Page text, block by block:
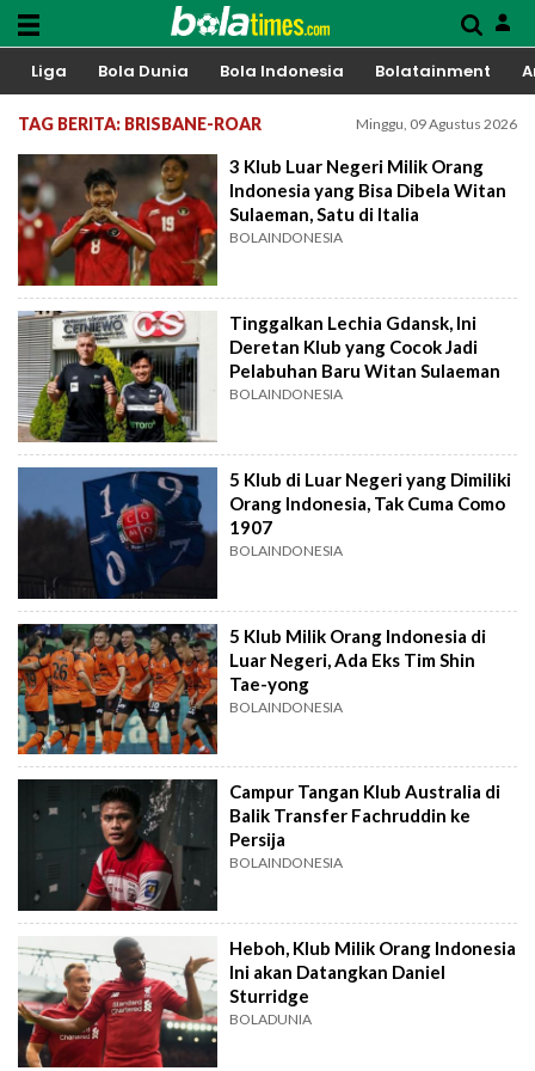
Liga Bola Dunia Bola Indonesia Bolatainment
TAG BERITA: BRISBANE-ROAR Minggu, 09 Agustus 2026
3 Klub Luar Negeri Milik Orang
Indonesia yang Bisa Dibela Witan
Sulaeman, Satu di Italia
BOLAINDONESIA
Tinggalkan Lechia Gdansk, Ini
Deretan Klub yang Cocok Jadi
Pelabuhan Baru Witan Sulaeman
BOLAINDONESIA
5 Klub di Luar Negeri yang Dimiliki
Orang Indonesia, Tak Cuma Como
1907
BOLAINDONESIA
5 Klub Milik Orang Indonesia di
Luar Negeri, Ada Eks Tim Shin
Tae-yong
BOLAINDONESIA
Campur Tangan Klub Australia di
Balik Transfer Fachruddin ke
Persija
BOLAINDONESIA
Heboh, Klub Milik Orang Indonesia
Ini akan Datangkan Daniel
Sturridge
BOLADUNIA